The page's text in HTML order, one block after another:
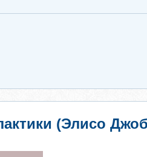
(Элисо